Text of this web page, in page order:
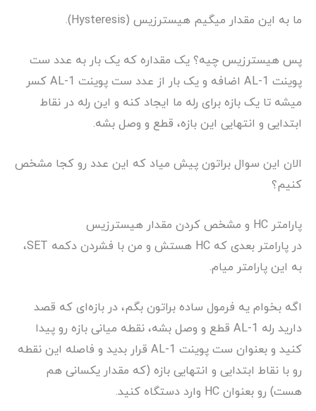
ما به این مقدار میگیم هیسترزیس (Hysteresis).
پس هیسترزیس چیه؟ یک مقداره که یک بار به عدد ست
پوینت AL-1 اضافه و یک بار از عدد ست پوینت AL-1 کسر
میشه تا یک بازه برای رله ما ایجاد کنه و این رله در نقاط
ابتدایی و انتهایی این بازه، قطع و وصل بشه.
الان این سوال براتون پیش میاد که این عدد رو کجا مشخص
کنیم؟
پارامتر HC و مشخص کردن مقدار هیسترزیس
در پارامتر بعدی که HC هستش و من با فشردن دکمه SET،
به این پارامتر میام.
اگه بخوام یه فرمول ساده براتون بگم، در بازه‌ای که قصد
دارید رله AL-1 قطع و وصل بشه، نقطه میانی بازه رو پیدا
کنید و بعنوان ست پوینت AL-1 قرار بدید و فاصله این نقطه
رو با نقاط ابتدایی و انتهایی بازه (که مقدار یکسانی هم
هست) رو بعنوان HC وارد دستگاه کنید.